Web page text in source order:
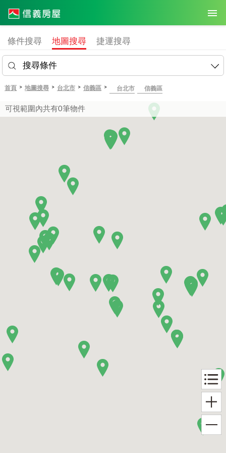
條件搜尋 地圖搜尋 捷運搜尋
搜尋條件
首頁 > 地圖搜尋 > 台北市 > 信義區 > 台北市 信義區
可視範圍內共有 0筆物件